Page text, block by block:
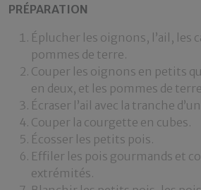
PRÉPARATION
Éplucher les oignons, l’ail, les
pommes de terre.
Couper les oignons en petits
en deux, et les pommes de
Écraser l’ail avec la tranche
Couper la courgette en cubes.
Écosser les petits pois.
Effiler les pois gourmands et
extrémités.